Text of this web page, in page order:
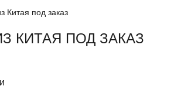
контактам
Китая под заказ
КИТАЯ ПОД ЗАКАЗ